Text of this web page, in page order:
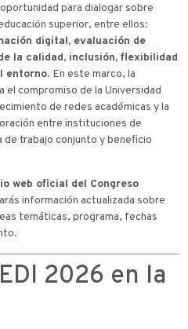
para dialogar sobre
superior, entre ellos:
digital, evaluación de
la calidad, inclusión, flexibilidad
entorno. En este marco, la
el compromiso de la Universidad
de redes académicas y la
entre instituciones de
de trabajo conjunto y beneficio
web oficial del Congreso
información actualizada sobre
temáticas, programa, fechas
2026 en la